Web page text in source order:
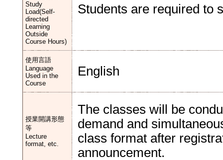
Study
Load(Self-
directed
Learning
Outside
Course Hours)
Students are required to
使用言語
Language
Used in the
Course
English
授業開講形態
等
Lecture
format, etc.
The classes will be
demand and
class format after
announcement.